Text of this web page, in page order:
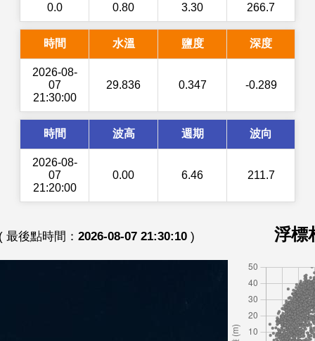
0.0 0.80 3.30 266.7
時間 水溫 鹽度 深度
2026-08-
07
21:30:00
29.836 0.347 -0.289
時間 波高 週期 波向
2026-08-
07
21:20:00
0.00 6.46 211.7
最後點時間： 2026-08-07 21:30:10 ) 浮標